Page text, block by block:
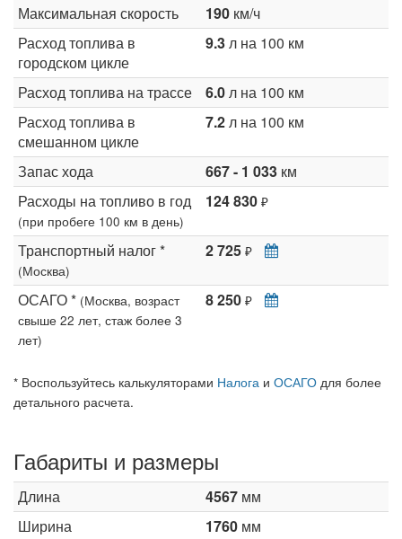
Максимальная скорость
190 км/ч
Расход топлива в
городском цикле
9.3л на 100 км
Расход топлива на трассе 6.0л на 100 км
Расход топлива в
смешанном цикле
7.2л на 100 км
Запас хода 667 - 1 033 км
Расходы на топливо в год
(при пробеге 100 км в день)
124 830 ₽
Транспортный налог *
(Москва)
2 725 ₽
ОСАГО * (Москва, возраст
свыше 22 лет, стаж более 3
лет)
8 250 ₽
* Воспользуйтесь калькуляторами Налога и ОСАГО для более
детального расчета.
Габариты и размеры
Длина 4567 мм
Ширина
1760 мм